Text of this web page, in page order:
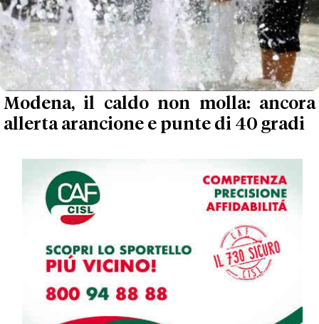
Modena, il caldo non molla: ancora
allerta arancione e punte di 40 gradi